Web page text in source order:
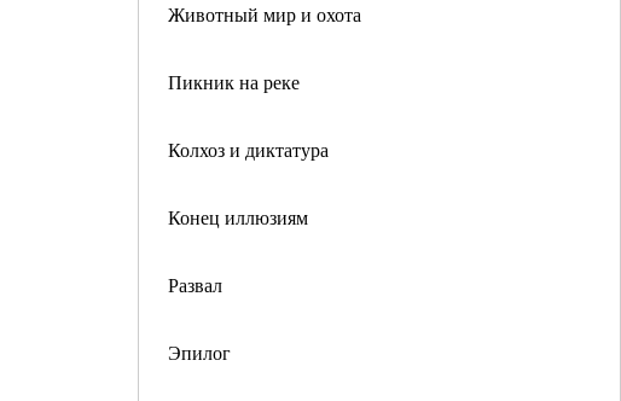
Животный мир и охота
Пикник на реке
Колхоз и диктатура
Конец иллюзиям
Развал
Эпилог